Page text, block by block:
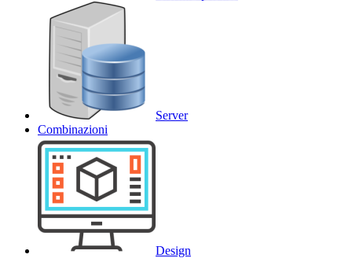
Server
Combinazioni
Design